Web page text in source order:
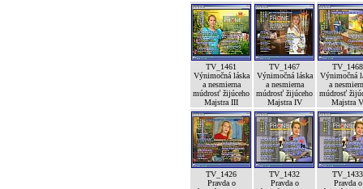
TV_1461
Výnimočná láska
a nesmierna
múdrosť žijúceho
Majstra III
TV_1467
Výnimočná láska
a nesmierna
múdrosť žijúceho
Majstra IV
TV_1468
Výnimočná
a
múdrosť
Majstra V
TV_1426
Pravda o
TV_1432
Pravda o
TV_1433
Pravda o